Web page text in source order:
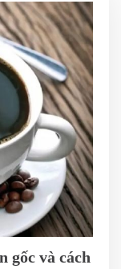
gốc và cách